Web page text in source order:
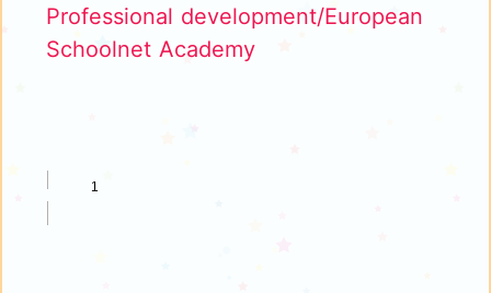
Professional development/European
Schoolnet Academy